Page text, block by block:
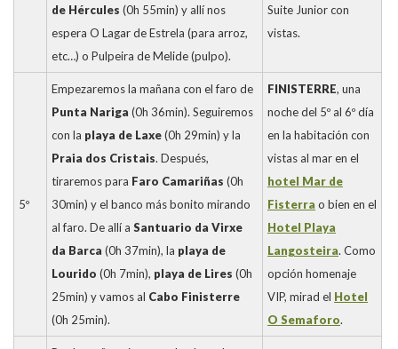
de Hércules (0h 55min) y allí nos
espera O Lagar de Estrela (para arroz,
etc…) o Pulpeira de Melide (pulpo).
Suite Junior con
vistas.
5º
Empezaremos la mañana con el faro de
Punta Nariga (0h 36min). Seguiremos
con la playa de Laxe(0h 29min) y la
Praia dos Cristais. Después,
tiraremos para Faro Camariñas (0h
30min) y el banco más bonito mirando
al faro. De allí a Santuario da Virxe
da Barca (0h 37min), la playa de
Lourido (0h 7min), playa de Lires (0h
25min) y vamos al Cabo Finisterre
(0h 25min).
FINISTERRE, una
noche del 5º al 6º día
en la habitación con
vistas al mar en el
hotel Mar de
Fisterra o bien en el
Hotel Playa
Langosteira. Como
opción homenaje
VIP, mirad el Hotel
O Semaforo.